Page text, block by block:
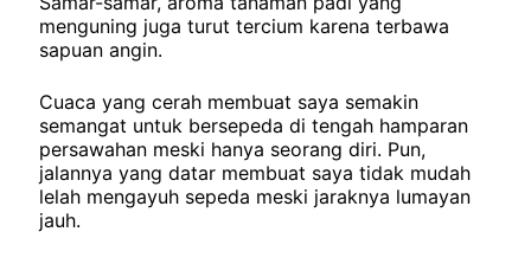
menguning juga turut tercium karena terbawa
sapuan angin.
Cuaca yang cerah membuat saya semakin
semangat untuk bersepeda di tengah hamparan
persawahan meski hanya seorang diri. Pun,
jalannya yang datar membuat saya tidak mudah
lelah mengayuh sepeda meski jaraknya lumayan
jauh.